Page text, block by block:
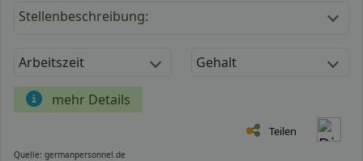
Stellenbeschreibung:
Arbeitszeit Gehalt
mehr Details
Teilen
Quelle: germanpersonnel.de